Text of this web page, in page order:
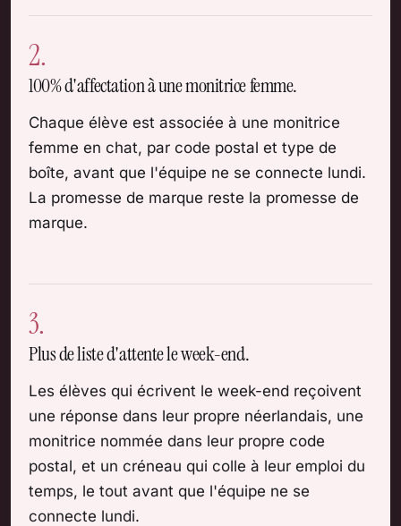
2.
100% d'affectation à une monitrice femme.
Chaque élève est associée à une monitrice
femme en chat, par code postal et type de
boîte, avant que l'équipe ne se connecte lundi.
La promesse de marque reste la promesse de
marque.
3.
Plus de liste d'attente le week-end.
Les élèves qui écrivent le week-end reçoivent
une réponse dans leur propre néerlandais, une
monitrice nommée dans leur propre code
postal, et un créneau qui colle à leur emploi du
temps, le tout avant que l'équipe ne se
connecte lundi.